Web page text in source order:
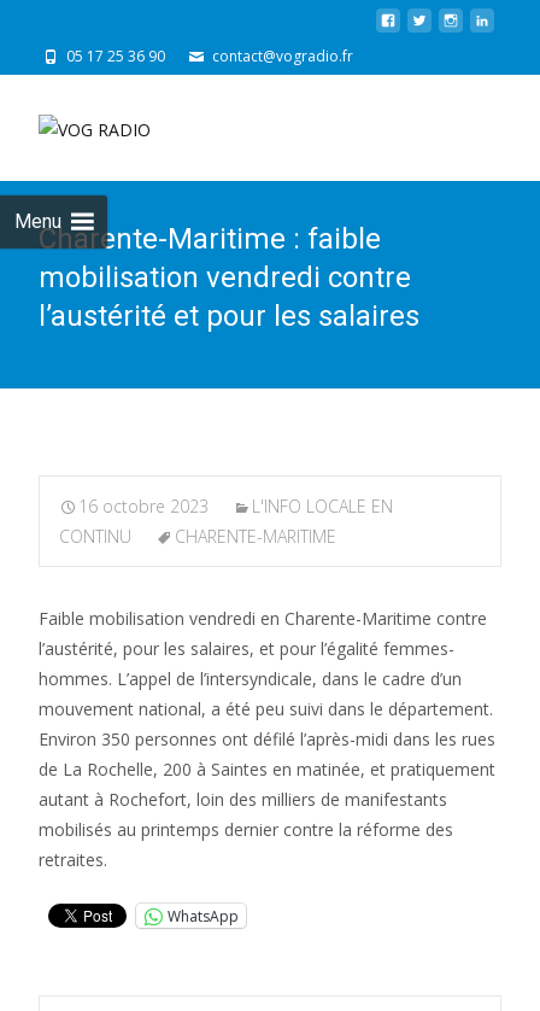
05 17 25 36 90 contact@vogradio.fr
Menu
Charente-Maritime : faible
mobilisation vendredi contre
l’austérité et pour les salaires
16 octobre 2023
L'INFO LOCALE EN
CONTINU
CHARENTE-MARITIME
Faible mobilisation vendredi en Charente-Maritime contre
l’austérité, pour les salaires, et pour l’égalité femmes-
hommes. L’appel de l’intersyndicale, dans le cadre d’un
mouvement national, a été peu suivi dans le département.
Environ 350 personnes ont défilé l’après-midi dans les rues
de La Rochelle, 200 à Saintes en matinée, et pratiquement
autant à Rochefort, loin des milliers de manifestants
mobilisés au printemps dernier contre la réforme des
retraites.
WhatsApp